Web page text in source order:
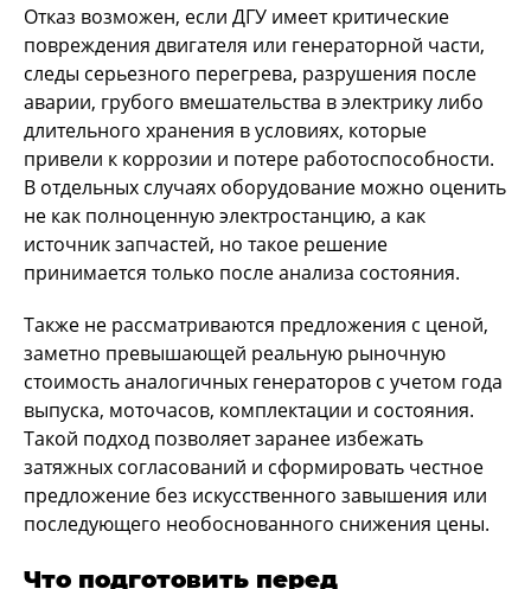
Отказ возможен, если ДГУ имеет критические
повреждения двигателя или генераторной части,
следы серьезного перегрева, разрушения после
аварии, грубого вмешательства в электрику либо
длительного хранения в условиях, которые
привели к коррозии и потере работоспособности.
В отдельных случаях оборудование можно оценить
не как полноценную электростанцию, а как
источник запчастей, но такое решение
принимается только после анализа состояния.
Также не рассматриваются предложения с ценой,
заметно превышающей реальную рыночную
стоимость аналогичных генераторов с учетом года
выпуска, моточасов, комплектации и состояния.
Такой подход позволяет заранее избежать
затяжных согласований и сформировать честное
предложение без искусственного завышения или
последующего необоснованного снижения цены.
Что подготовить перед